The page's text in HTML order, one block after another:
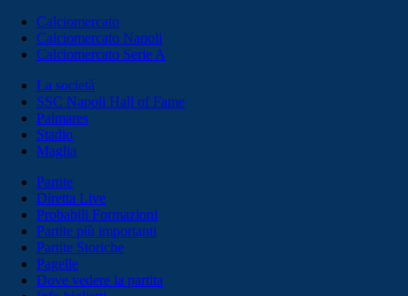
Calciomercato
Calciomercato Napoli
Calciomercato Serie A
La società
SSC Napoli Hall of Fame
Palmares
Stadio
Maglia
Partite
Diretta Live
Probabili Formazioni
Partite più importanti
Partite Storiche
Pagelle
Dove vedere la partita